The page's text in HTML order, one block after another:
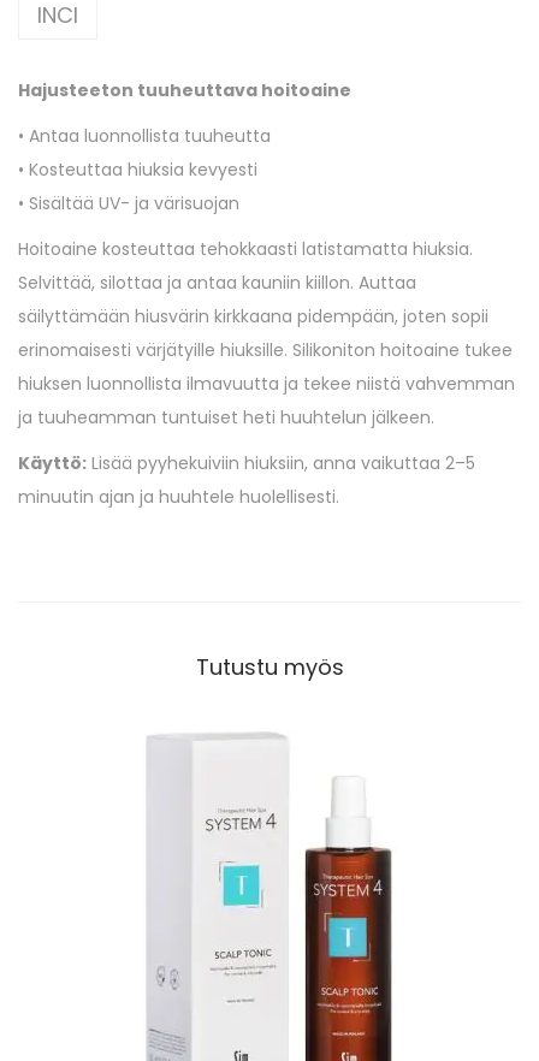
INCI
Hajusteeton tuuheuttava hoitoaine
• Antaa luonnollista tuuheutta
• Kosteuttaa hiuksia kevyesti
• Sisältää UV- ja värisuojan
Hoitoaine kosteuttaa tehokkaasti latistamatta hiuksia.
Selvittää, silottaa ja antaa kauniin kiillon. Auttaa
säilyttämään hiusvärin kirkkaana pidempään, joten sopii
erinomaisesti värjätyille hiuksille. Silikoniton hoitoaine tukee
hiuksen luonnollista ilmavuutta ja tekee niistä vahvemman
ja tuuheamman tuntuiset heti huuhtelun jälkeen.
Käyttö: Lisää pyyhekuiviin hiuksiin, anna vaikuttaa 2–5
minuutin ajan ja huuhtele huolellisesti.
Tutustu myös